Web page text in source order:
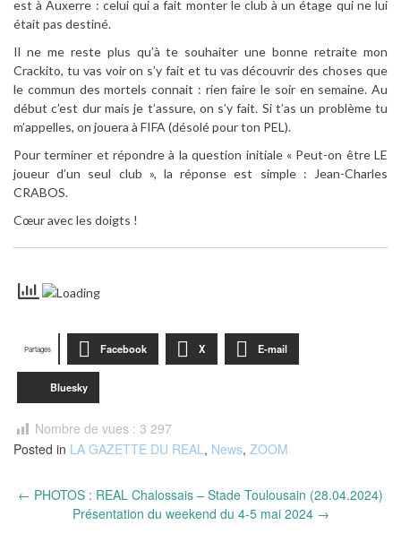
est à Auxerre : celui qui a fait monter le club à un étage qui ne lui
était pas destiné.
Il ne me reste plus qu’à te souhaiter une bonne retraite mon
Crackito, tu vas voir on s’y fait et tu vas découvrir des choses que
le commun des mortels connait : rien faire le soir en semaine. Au
début c’est dur mais je t’assure, on s’y fait. Si t’as un problème tu
m’appelles, on jouera à FIFA (désolé pour ton PEL).
Pour terminer et répondre à la question initiale « Peut-on être LE
joueur d’un seul club », la réponse est simple : Jean-Charles
CRABOS.
Cœur avec les doigts !
Facebook X E-mail
Bluesky
Partages
Nombre de vues : 3 297
Posted in LA GAZETTE DU REAL , News, ZOOM
Post
navigation
← PHOTOS : REAL Chalossais – Stade Toulousain (28.04.2024)
Présentation du weekend du 4-5 mai 2024 →